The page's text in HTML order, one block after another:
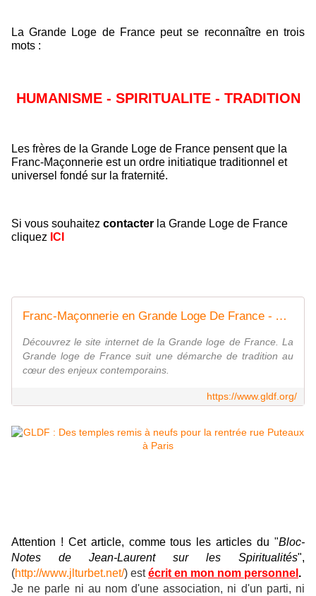
La Grande Loge de France peut se reconnaître en trois
mots :
HUMANISME - SPIRITUALITE - TRADITION
Les frères de la Grande Loge de France pensent que la
Franc-Maçonnerie est un ordre initiatique traditionnel et
universel fondé sur la fraternité.
Si vous souhaitez contacter la Grande Loge de France
cliquez ICI
Franc-Maçonnerie en Grande Loge De France - Accueil
Découvrez le site internet de la Grande loge de France. La
Grande loge de France suit une démarche de tradition au
cœur des enjeux contemporains.
https://www.gldf.org/
Attention ! Cet article, comme tous les articles du "Bloc-
Notes de Jean-Laurent sur les Spiritualités",
(http://www.jlturbet.net/) estécrit en mon nom personnel .
Je ne parle ni au nom d'une association, ni d'un parti, ni